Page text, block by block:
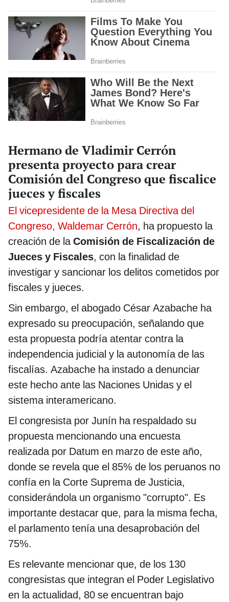
Hermano de Vladimir Cerrón
presenta proyecto para crear
Comisión del Congreso que fiscalice
jueces y fiscales
El vicepresidente de la Mesa Directiva del
Congreso, Waldemar Cerrón, ha propuesto la
creación de la Comisión de Fiscalización de
Jueces y Fiscales, con la finalidad de
investigar y sancionar los delitos cometidos por
fiscales y jueces.
Sin embargo, el abogado César Azabache ha
expresado su preocupación, señalando que
esta propuesta podría atentar contra la
independencia judicial y la autonomía de las
fiscalías. Azabache ha instado a denunciar
este hecho ante las Naciones Unidas y el
sistema interamericano.
El congresista por Junín ha respaldado su
propuesta mencionando una encuesta
realizada por Datum en marzo de este año,
donde se revela que el 85% de los peruanos no
confía en la Corte Suprema de Justicia,
considerándola un organismo "corrupto". Es
importante destacar que, para la misma fecha,
el parlamento tenía una desaprobación del
75%.
Es relevante mencionar que, de los 130
congresistas que integran el Poder Legislativo
en la actualidad, 80 se encuentran bajo